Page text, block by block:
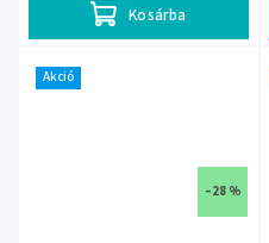
Kosárba
Akció
–28 %